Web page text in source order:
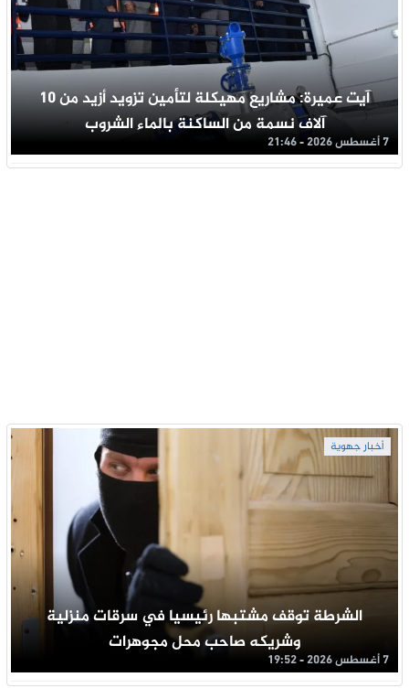
آيت عميرة: مشاريع مهيكلة لتأمين تزويد أزيد من 10
آلاف نسمة من الساكنة بالماء الشروب
7 أغسطس 2026 - 21:46
أخبار جهوية
الشرطة توقف مشتبها رئيسيا في سرقات منزلية
وشريكه صاحب محل مجوهرات
7 أغسطس 2026 - 19:52